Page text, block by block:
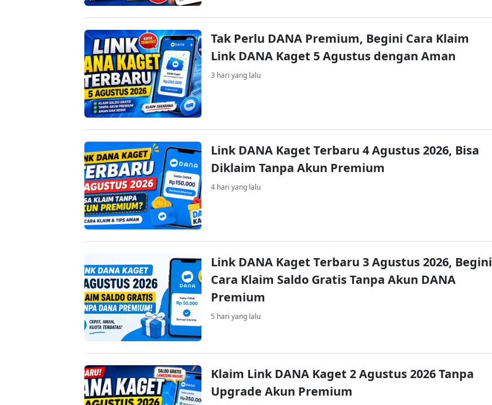
Tak Perlu DANA Premium, Begini Cara Klaim
Link DANA Kaget 5 Agustus dengan Aman
3 hari yang lalu
Link DANA Kaget Terbaru 4 Agustus 2026, Bisa
Diklaim Tanpa Akun Premium
4 hari yang lalu
Link DANA Kaget Terbaru 3 Agustus 2026, Begini
Cara Klaim Saldo Gratis Tanpa Akun DANA
Premium
5 hari yang lalu
Klaim Link DANA Kaget 2 Agustus 2026 Tanpa
Upgrade Akun Premium